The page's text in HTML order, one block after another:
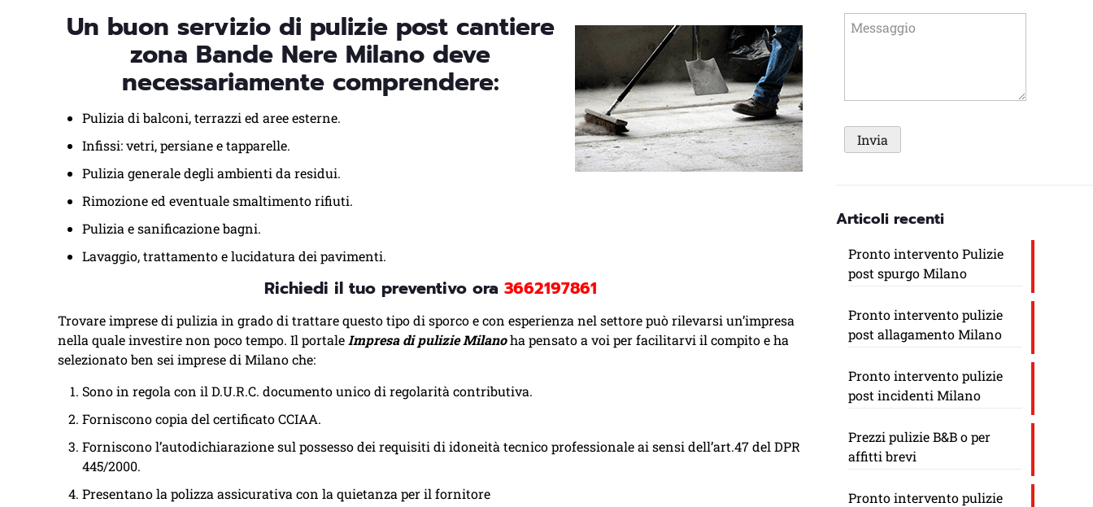
Un buon servizio di pulizie post cantiere
zona Bande Nere Milano deve
necessariamente comprendere:
Pulizia di balconi, terrazzi ed aree esterne.
Infissi: vetri, persiane e tapparelle.
Pulizia generale degli ambienti da residui.
Rimozione ed eventuale smaltimento rifiuti.
Pulizia e sanificazione bagni.
Lavaggio, trattamento e lucidatura dei pavimenti.
Richiedi il tuo preventivo ora 3662197861
Trovare imprese di pulizia in grado di trattare questo tipo di sporco e con esperienza nel settore può rilevarsi un’impresa
nella quale investire non poco tempo. Il portaleImpresa di pulizie Milanoha pensato a voi per facilitarvi il compito e ha
selezionato ben sei imprese di Milano che:
Sono in regola con il D.U.R.C. documento unico di regolarità contributiva.
Forniscono copia del certificato CCIAA.
Forniscono l’autodichiarazione sul possesso dei requisiti di idoneità tecnico professionale ai sensi dell’art.47 del DPR
445/2000.
Presentano la polizza assicurativa con la quietanza per il fornitore
Articoli recenti
Pronto intervento Pulizie
post spurgo Milano
Pronto intervento pulizie
post allagamento Milano
Pronto intervento pulizie
post incidenti Milano
Prezzi pulizie B&B o per
affitti brevi
Pronto intervento pulizie